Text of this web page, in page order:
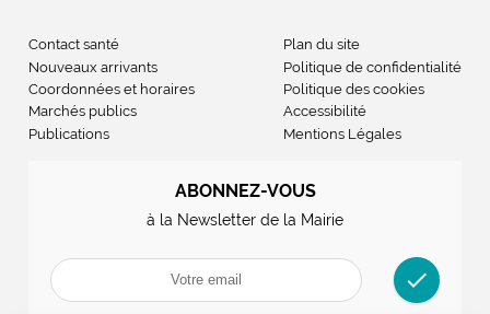
Contact santé
Nouveaux arrivants
Coordonnées et horaires
Marchés publics
Publications
Plan du site
Politique de confidentialité
Politique des cookies
Accessibilité
Mentions Légales
ABONNEZ-VOUS
à la Newsletter de la Mairie
check